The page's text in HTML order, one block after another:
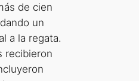
de cien
un
a la regata.
recibieron